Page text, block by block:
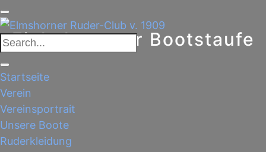
Startseite
Verein
Vereinsportrait
Unsere Boote
Ruderkleidung
Einladung zur Bootstaufe